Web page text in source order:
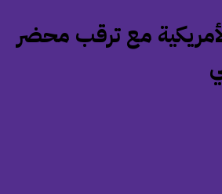
مع ترقب محضر